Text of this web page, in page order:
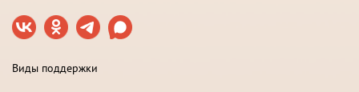
Виды поддержки